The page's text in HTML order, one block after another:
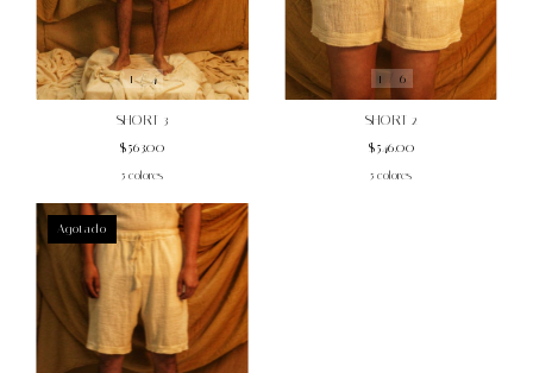
1/4
SHORT 3
$563.00
5 colores
1 6
SHORT 2
$546.00
5 colores
Agotado